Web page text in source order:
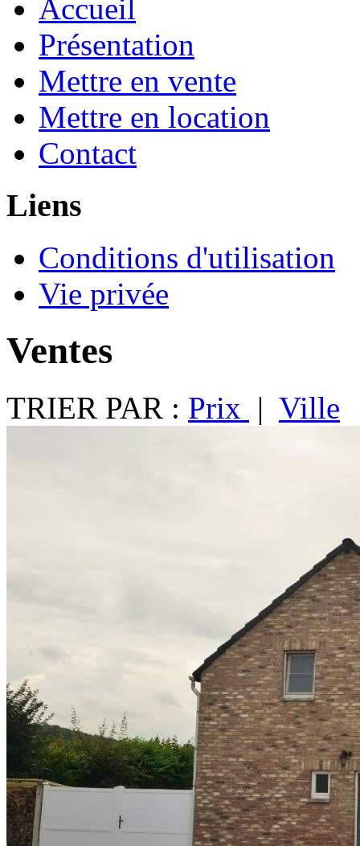
Accueil
Présentation
Mettre en vente
Mettre en location
Contact
Liens
Conditions d'utilisation
Vie privée
Ventes
TRIER PAR : Prix | Ville